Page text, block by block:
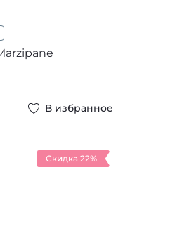
В избранное
Скидка 22%